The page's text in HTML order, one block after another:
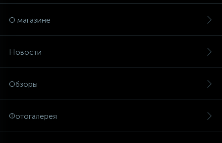
О магазине
Новости
Обзоры
Фотогалерея